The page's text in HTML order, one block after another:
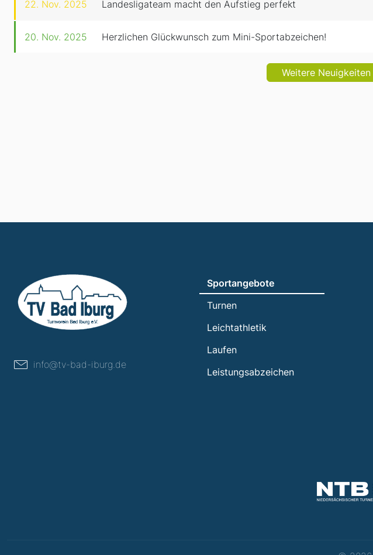
22. Nov. 2025 Landesligateam macht den Aufstieg perfekt
20. Nov. 2025 Herzlichen Glückwunsch zum Mini-Sportabzeichen!
Weitere Neuigkeiten
info@tv-bad-iburg.de
Sportangebote
Turnen
Leichtathletik
Laufen
Leistungsabzeichen